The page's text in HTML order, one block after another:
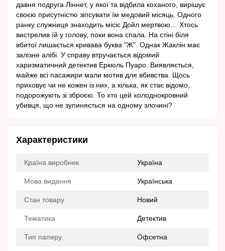
давня подруга Ліннет, у якої та відбила коханого, вирішує
своєю присутністю зіпсувати їм медовий місяць. Одного
ранку служниця знаходить місіс Дойл мертвою… Хтось
вистрелив їй у голову, поки вона спала. На стіні біля
вбитої лишається кривава буква "Ж". Однак Жаклін має
залізне алібі. У справу втручається відомий
харизматичний детектив Еркюль Пуаро. Виявляється,
майже всі пасажири мали мотив для вбивства. Щось
приховує чи не кожен із них, а кілька, як стає відомо,
подорожують зі зброєю. То хто цей холоднокровний
убивця, що не зупиняється на одному злочині?
Характеристики
Країна виробник Україна
Мова видання Українська
Стан товару Новий
Тематика Детектив
Тип паперу Офсетна